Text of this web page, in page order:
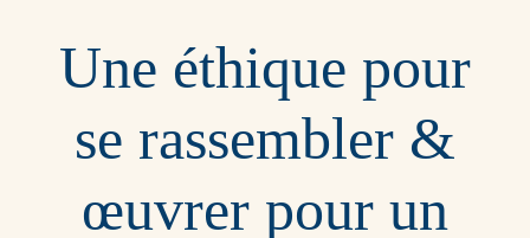
Une éthique pour
se rassembler &
œuvrer pour un